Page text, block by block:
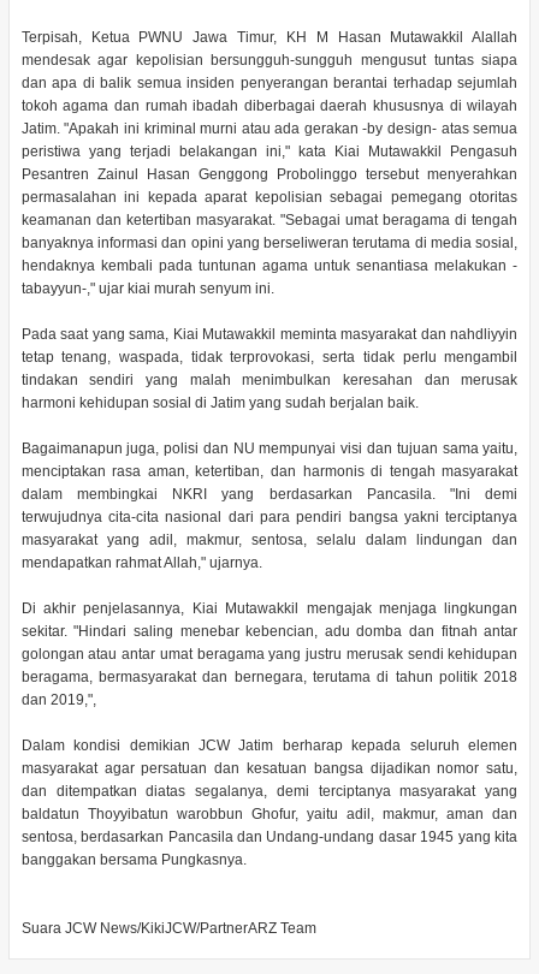
Terpisah, Ketua PWNU Jawa Timur, KH M Hasan Mutawakkil Alallah
mendesak agar kepolisian bersungguh-sungguh mengusut tuntas siapa
dan apa di balik semua insiden penyerangan berantai terhadap sejumlah
tokoh agama dan rumah ibadah diberbagai daerah khususnya di wilayah
Jatim. "Apakah ini kriminal murni atau ada gerakan -by design- atas semua
peristiwa yang terjadi belakangan ini," kata Kiai Mutawakkil Pengasuh
Pesantren Zainul Hasan Genggong Probolinggo tersebut menyerahkan
permasalahan ini kepada aparat kepolisian sebagai pemegang otoritas
keamanan dan ketertiban masyarakat. "Sebagai umat beragama di tengah
banyaknya informasi dan opini yang berseliweran terutama di media sosial,
hendaknya kembali pada tuntunan agama untuk senantiasa melakukan -
tabayyun-," ujar kiai murah senyum ini.
Pada saat yang sama, Kiai Mutawakkil meminta masyarakat dan nahdliyyin
tetap tenang, waspada, tidak terprovokasi, serta tidak perlu mengambil
tindakan sendiri yang malah menimbulkan keresahan dan merusak
harmoni kehidupan sosial di Jatim yang sudah berjalan baik.
Bagaimanapun juga, polisi dan NU mempunyai visi dan tujuan sama yaitu,
menciptakan rasa aman, ketertiban, dan harmonis di tengah masyarakat
dalam membingkai NKRI yang berdasarkan Pancasila. "Ini demi
terwujudnya cita-cita nasional dari para pendiri bangsa yakni terciptanya
masyarakat yang adil, makmur, sentosa, selalu dalam lindungan dan
mendapatkan rahmat Allah," ujarnya.
Di akhir penjelasannya, Kiai Mutawakkil mengajak menjaga lingkungan
sekitar. "Hindari saling menebar kebencian, adu domba dan fitnah antar
golongan atau antar umat beragama yang justru merusak sendi kehidupan
beragama, bermasyarakat dan bernegara, terutama di tahun politik 2018
dan 2019,",
Dalam kondisi demikian JCW Jatim berharap kepada seluruh elemen
masyarakat agar persatuan dan kesatuan bangsa dijadikan nomor satu,
dan ditempatkan diatas segalanya, demi terciptanya masyarakat yang
baldatun Thoyyibatun warobbun Ghofur, yaitu adil, makmur, aman dan
sentosa, berdasarkan Pancasila dan Undang-undang dasar 1945 yang kita
banggakan bersama Pungkasnya.
Suara JCW News/KikiJCW/PartnerARZ Team